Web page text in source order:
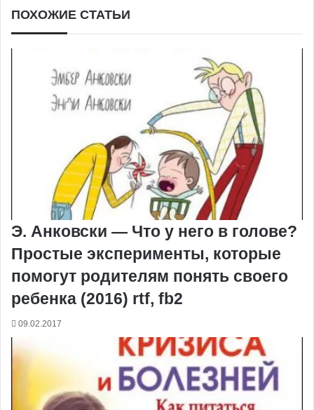
ПОХОЖИЕ СТАТЬИ
Э. Анковски — Что у него в голове?
Простые эксперименты, которые
помогут родителям понять своего
ребенка (2016) rtf, fb2
09.02.2017